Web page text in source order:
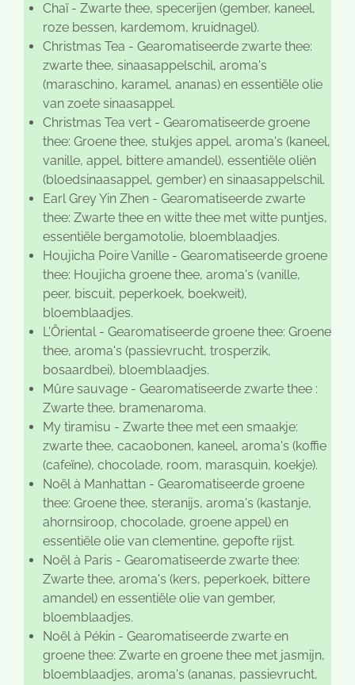
Chaï - Zwarte thee, specerijen (gember, kaneel,
roze bessen, kardemom, kruidnagel).
Christmas Tea - Gearomatiseerde zwarte thee:
zwarte thee, sinaasappelschil, aroma's
(maraschino, karamel, ananas) en essentiële olie
van zoete sinaasappel.
Christmas Tea vert - Gearomatiseerde groene
thee: Groene thee, stukjes appel, aroma's (kaneel,
vanille, appel, bittere amandel), essentiële oliën
(bloedsinaasappel, gember) en sinaasappelschil.
Earl Grey Yin Zhen - Gearomatiseerde zwarte
thee: Zwarte thee en witte thee met witte puntjes,
essentiële bergamotolie, bloemblaadjes.
Houjicha Poire Vanille - Gearomatiseerde groene
thee: Houjicha groene thee, aroma's (vanille,
peer, biscuit, peperkoek, boekweit),
bloemblaadjes.
L'Ôriental - Gearomatiseerde groene thee: Groene
thee, aroma's (passievrucht, trosperzik,
bosaardbei), bloemblaadjes.
Mûre sauvage - Gearomatiseerde zwarte thee :
Zwarte thee, bramenaroma.
My tiramisu - Zwarte thee met een smaakje:
zwarte thee, cacaobonen, kaneel, aroma's (koffie
(cafeïne), chocolade, room, marasquin, koekje).
Noël à Manhattan - Gearomatiseerde groene
thee: Groene thee, steranijs, aroma's (kastanje,
ahornsiroop, chocolade, groene appel) en
essentiële olie van clementine, gepofte rijst.
Noël à Paris - Gearomatiseerde zwarte thee:
Zwarte thee, aroma's (kers, peperkoek, bittere
amandel) en essentiële olie van gember,
bloemblaadjes.
Noël à Pékin - Gearomatiseerde zwarte en
groene thee: Zwarte en groene thee met jasmijn,
bloemblaadjes, aroma's (ananas, passievrucht,